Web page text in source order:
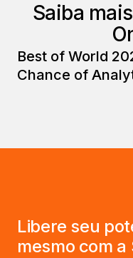
Saiba
Best of World
Chance of
Libere seu
mesmo com